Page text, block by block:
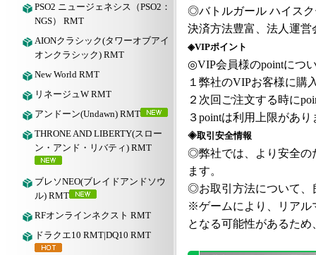
PSO2 ニュージェネシス（PSO2：
NGS） RMT
AIONクラシック(タワーオブアイ
オンクラシック) RMT
New World RMT
リネージュW RMT
アンドーン(Undawn) RMT
THRONE AND LIBERTY(スロー
ン・アンド・リバティ) RMT
ブレソNEO(ブレイドアンドソウ
ル) RMT
RFオンラインネクスト RMT
ドラクエ10 RMT|DQ10 RMT
◎バトルガール ハイス
決済方法豊富、法人運
◈VIPポイント
◎VIP会員様のpointにつ
１弊社のVIPお客様に購
２次回ご注文する時に
３pointは利用上限があ
◈取引安全情報
◎弊社では、より安全の
ます。
◎お取引方法について、
※ゲームにより、リアル
となる可能性があるた